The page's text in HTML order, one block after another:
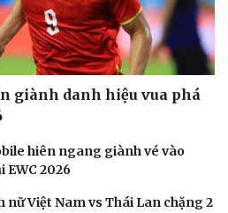
giành danh hiệu vua phá
hiên ngang giành vé vào
2026
Việt Nam vs Thái Lan chặng 2